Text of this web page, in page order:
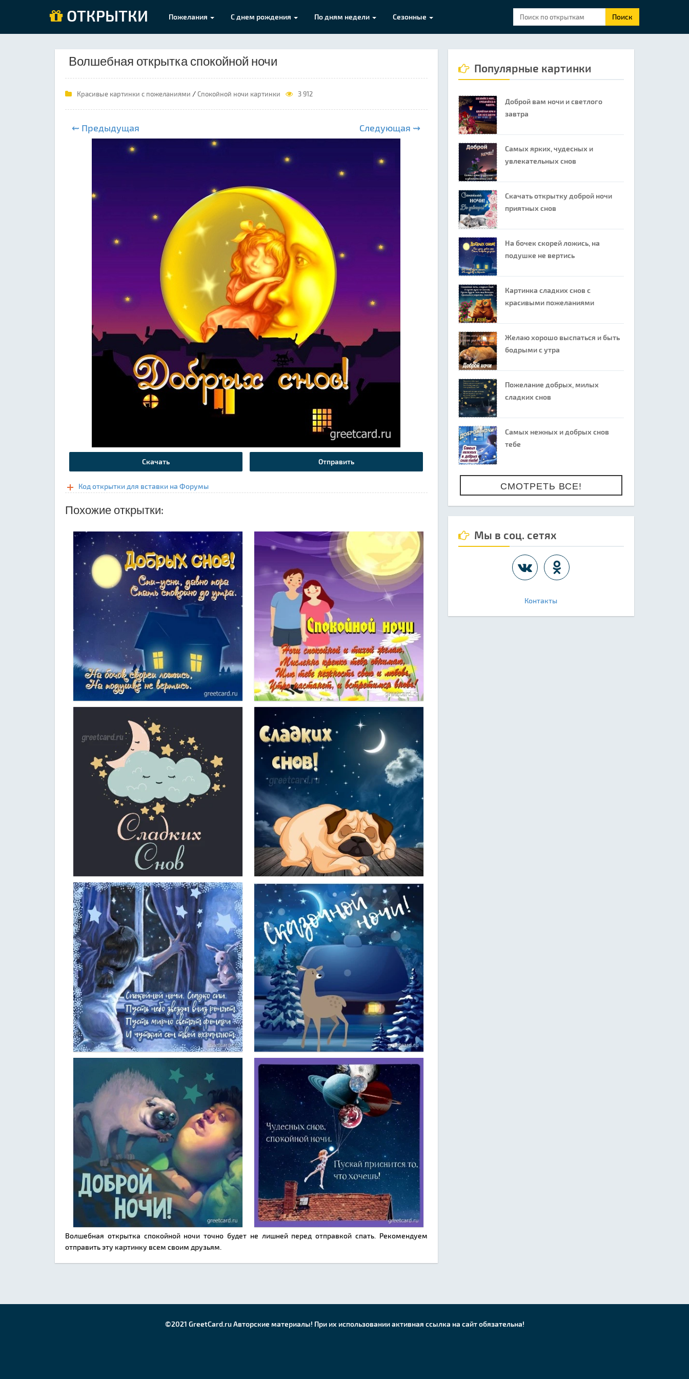
ОТКРЫТКИ Пожелания С днем рождения По дням недели Сезонные Поиск
Волшебная открытка спокойной ночи
Красивые картинки с пожеланиями /Спокойной ночи картинки 3 912
⇜ Предыдущая Следующая ⇝
Скачать Отправить
Код открытки для вставки на Форумы
Похожие открытки:
Волшебная открытка спокойной ночи точно будет не лишней перед отправкой спать. Рекомендуем
отправить эту картинку всем своим друзьям.
Популярные картинки
Доброй вам ночи и светлого
завтра
Самых ярких, чудесных и
увлекательных снов
Скачать открытку доброй ночи
приятных снов
На бочек скорей ложись, на
подушке не вертись
Картинка сладких снов с
красивыми пожеланиями
Желаю хорошо выспаться и быть
бодрыми с утра
Пожелание добрых, милых
сладких снов
Самых нежных и добрых снов
тебе
СМОТРЕТЬ ВСЕ!
Мы в соц. сетях
Контакты
©2021 GreetCard.ru Авторские материалы! При их использовании активная ссылка на сайт обязательна!